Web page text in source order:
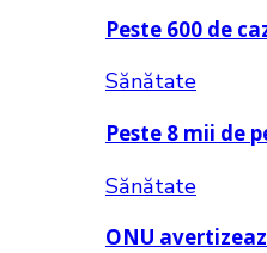
Peste 600 de
Sănătate
Peste 8 mii de
Sănătate
ONU